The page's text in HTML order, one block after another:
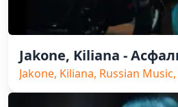
Jakone, Kiliana -
Jakone, Kiliana, Russian
2025